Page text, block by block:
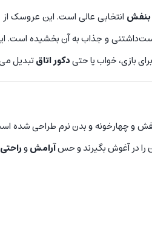
انتخابی عالی است. این عروسک
و جذاب به آن بخشیده
بازی، خواب یا حتیدکور اتاقتبدیل
و چهارخونه و بدن نرم طراحی شده
را در آغوش بگیرند و حسآرامشوراحتی